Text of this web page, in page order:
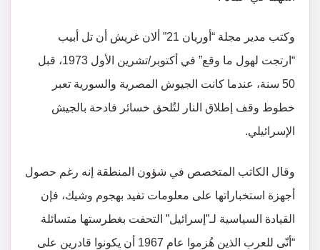
وكتب مدير مجلة “أوريان 21” ألان غريش أن تل أبيب
“ارتجت لهول ما وقع” في أكتوبر/تشرين الأول 1973، قبل
50 سنة، عندما كانت الجيوش المصرية والسورية تعبر
خطوط وقف إطلاق النار لتُلحق خسائر فادحة بالجيش
الإسرائيلي.
وقال الكاتب المتخصص في شؤون المنطقة إنه رغم حصول
أجهزة استخباراتها على معلومات تفيد بهجوم وشيك، فإن
القيادة السياسية لـ”إسرائيل” التحفت بغطرستها متسائلة
“أنّى للعرب الذين هُزموا عام 1967 أن يكونوا قادرين على